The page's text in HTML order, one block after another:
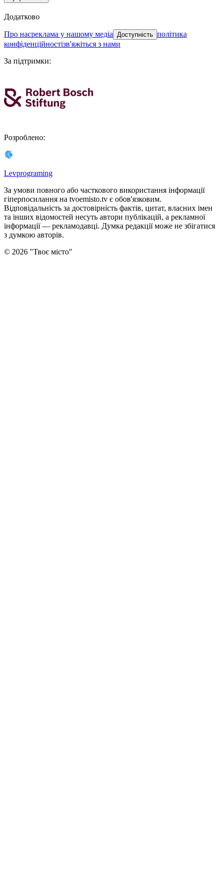
Додатково
про насреклама у нашому медіа Доступність політика
конфіденційностізв'яжіться з нами
За підтримки:
Розроблено:
Levprograming
За умови повного або часткового використання iнформацiї
гіперпосилання на tvoemisto.tv є обов'язковим.
Відповідальність за достовірність фактів, цитат, власних імен
та інших відомостей несуть автори публікацій, а рекламної
інформації — рекламодавці. Думка редакцiї може не збiгатися
з думкою авторiв.
© 2026 "Твоє місто"